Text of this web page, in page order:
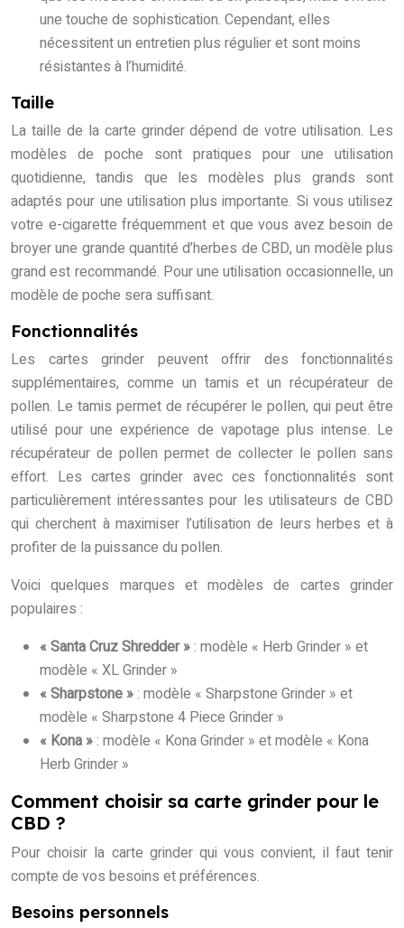
une touche de sophistication. Cependant, elles
nécessitent un entretien plus régulier et sont moins
résistantes à l’humidité.
Taille
La taille de la carte grinder dépend de votre utilisation. Les
modèles de poche sont pratiques pour une utilisation
quotidienne, tandis que les modèles plus grands sont
adaptés pour une utilisation plus importante. Si vous utilisez
votre e-cigarette fréquemment et que vous avez besoin de
broyer une grande quantité d’herbes de CBD, un modèle plus
grand est recommandé. Pour une utilisation occasionnelle, un
modèle de poche sera suffisant.
Fonctionnalités
Les cartes grinder peuvent offrir des fonctionnalités
supplémentaires, comme un tamis et un récupérateur de
pollen. Le tamis permet de récupérer le pollen, qui peut être
utilisé pour une expérience de vapotage plus intense. Le
récupérateur de pollen permet de collecter le pollen sans
effort. Les cartes grinder avec ces fonctionnalités sont
particulièrement intéressantes pour les utilisateurs de CBD
qui cherchent à maximiser l’utilisation de leurs herbes et à
profiter de la puissance du pollen.
Voici quelques marques et modèles de cartes grinder
populaires :
« Santa Cruz Shredder »: modèle « Herb Grinder » et
modèle « XL Grinder »
« Sharpstone »: modèle « Sharpstone Grinder » et
modèle « Sharpstone 4 Piece Grinder »
« Kona »: modèle « Kona Grinder » et modèle « Kona
Herb Grinder »
Comment choisir sa carte grinder pour le
CBD ?
Pour choisir la carte grinder qui vous convient, il faut tenir
compte de vos besoins et préférences.
Besoins personnels